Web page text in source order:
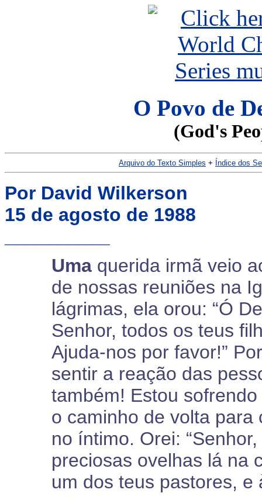
O Povo de
(God's
Arquivo do Texto Simples + Índice dos
Por David Wilkerson
15 de agosto de 1988
Uma querida irmã veio
de nossas reuniões na
lágrimas, ela orou: “Ó
Senhor, todos os teus
Ajuda-nos por favor!”
sentir a reação das
também! Estou
o caminho de volta
no íntimo. Orei:
preciosas ovelhas lá na
um dos teus pastores, e